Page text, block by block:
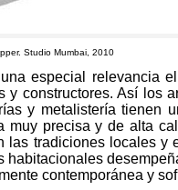
. Studio Mumbai , 2010
especial relevancia
y constructores. Así los
y metalistería tienen
muy precisa y de alta
las tradiciones locales y
contemporánea y